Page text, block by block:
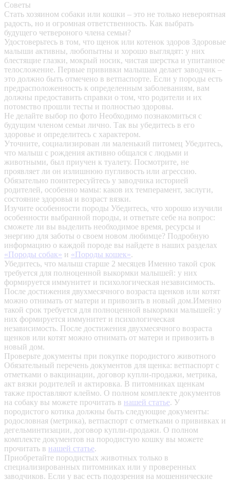
Советы
Стать хозяином собаки или кошки – это не только невероятная
радость, но и огромная ответственность. Как выбрать
будущего четвероного члена семьи?
Удостоверьтесь в том, что щенок или котенок здоров Здоровые
малыши активны, любопытны и хорошо выглядят: у них
блестящие глазки, мокрый носик, чистая шерстка и упитанное
телосложение. Первые прививки малышам делает заводчик –
это должно быть отмечено в ветпаспорте. Если у породы есть
предрасположенность к определенным заболеваниям, вам
должны предоставить справки о том, что родители и их
потомство прошли тесты и полностью здоровы.
Не делайте выбор по фото Необходимо познакомиться с
будущим членом семьи лично. Так вы убедитесь в его
здоровье и определитесь с характером.
Уточните, социализирован ли маленький питомец Убедитесь,
что малыш с рождения активно общался с людьми и
животными, был приучен к туалету. Посмотрите, не
проявляет ли он излишнюю пугливость или агрессию.
Обязательно поинтересуйтесь у заводчика историей
родителей, особенно мамы: каков их темперамент, заслуги,
состояние здоровья и возраст вязки.
Изучите особенности породы Убедитесь, что хорошо изучили
особенности выбранной породы, и ответьте себе на вопрос:
сможете ли вы выделить необходимое время, ресурсы и
энергию для заботы о своем новом любимце? Подробную
информацию о каждой породе вы найдете в наших разделах
«Породы собак» и «Породы кошек».
Убедитесь, что малыш старше 2 месяцев Именно такой срок
требуется для полноценной выкормки малышей: у них
формируется иммунитет и психологическая независимость.
После достижения двухмесячного возраста щенков или котят
можно отнимать от матери и привозить в новый дом.Именно
такой срок требуется для полноценной выкормки малышей: у
них формируется иммунитет и психологическая
независимость. После достижения двухмесячного возраста
щенков или котят можно отнимать от матери и привозить в
новый дом.
Проверьте документы при покупке породистого животного
Обязательный перечень документов для щенка: ветпаспорт с
отметками о вакцинации, договор купли-продажи, метрика,
акт вязки родителей и актировка. В питомниках щенкам
также проставляют клеймо. О полном комплекте документов
на собаку вы можете прочитать в нашей статье. У
породистого котика должны быть следующие документы:
родословная (метрика), ветпаспорт с отметками о прививках и
дегельминтизации, договор купли-продажи. О полном
комплекте документов на породистую кошку вы можете
прочитать в нашей статье.
Приобретайте породистых животных только в
специализированных питомниках или у проверенных
заводчиков. Если у вас есть подозрения на мошеннические